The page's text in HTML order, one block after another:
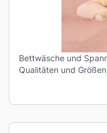
Bettwäsche und
Qualitäten und